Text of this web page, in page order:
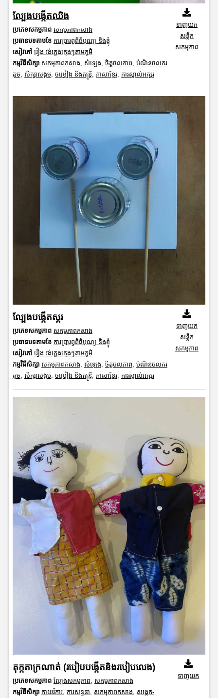
ល្បែងបង្កើតឈិង
ប្រភេទសកម្មភាព សកម្មភាពកសាង
ប្រធានបទតាមខែ ការប្រារព្ធពិធីបុណ្យ និងខ្ញុំ
សៀវភៅ រឿង វង់ភ្លេងក្មេងៗតាមភូមិ
កម្មវិធីសិក្សា សកម្មភាពកសាង, សំឡេង, ចិត្តចលភាព, បំណិនចលករ
តូច, សិក្សាសង្គម, ចម្រៀង និងតន្ត្រី, ភាសាខ្មែរ, ការស្គាល់អក្សរ
ទាញយក
សន្លឹក
សកម្មភាព
ល្បែងបង្កើតស្គរ
ប្រភេទសកម្មភាព សកម្មភាពកសាង
ប្រធានបទតាមខែ ការប្រារព្ធពិធីបុណ្យ និងខ្ញុំ
សៀវភៅ រឿង វង់ភ្លេងក្មេងៗតាមភូមិ
កម្មវិធីសិក្សា សកម្មភាពកសាង សំឡេង ចិត្តចលភាព បំណិនចលករ
តូច
សិក្សាសង្គម, ចម្រៀង និងតន្ត្រី ភាសាខ្មែរ, ការស្គាល់អក្សរ
ទាញយក
សន្លឹក
សកម្មភាព
តុក្កតាក្រណាត់ (របៀបបង្កើតនិងរបៀបលេង)
ប្រភេទសកម្មភាព ល្បែងសកម្មភាព, សកម្មភាពកសាង
កម្មវិធីសិក្សា កាយវិការ, ការសន្ទនា, សកម្មភាពកសាង, សង្កេត-
ទាញយក